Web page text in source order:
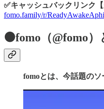
✅キャッシュバックリンク【
fomo.family/r/
⚫️fomo（@fomo）
fomoとは、今話題のソ